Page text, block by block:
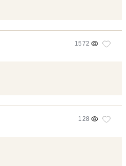
1572
128